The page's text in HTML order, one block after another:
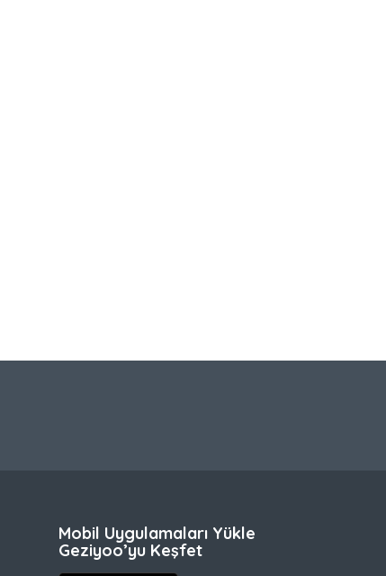
Mobil Uygulamaları Yükle
Geziyoo’yu Keşfet